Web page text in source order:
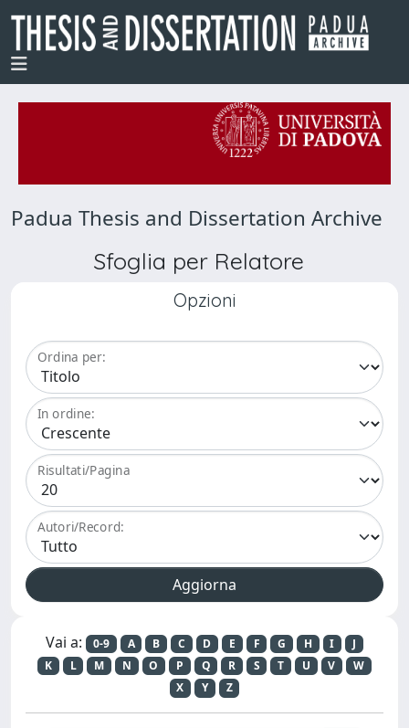
Padua Thesis and Dissertation Archive
Sfoglia per Relatore
Opzioni
Ordina per:
In ordine:
Risultati/Pagina
Autori/Record:
Vai a: 0-9 A B C D E F G H I
J
K
L M N O P Q R S T U V
W
X
Y Z